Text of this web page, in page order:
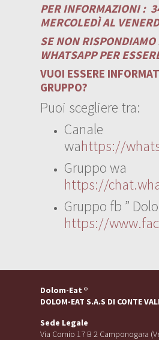
PER INFORMAZIONI :
MERCOLEDÌ AL
SE NON
WHATSAPP PER
VUOI ESSERE
GRUPPO?
Puoi scegliere tra:
Canale
wahttps://
Gruppo wa
https://
Gruppo fb ”
https://
Dolom-Eat ®
DOLOM-EAT S.A.S DI CONTE
Sede Legale
Via Cornio 17 B 2 Camponogara